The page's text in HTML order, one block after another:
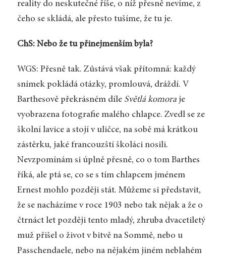
reality do neskutečné říše, o níž přesně nevíme, z
čeho se skládá, ale přesto tušíme, že tu je.
ChS: Nebo že tu přinejmenším byla?
WGS: Přesně tak. Zůstává však přítomná: každý
snímek pokládá otázky, promlouvá, dráždí. V
Barthesově překrásném díle Světlá komoraje
vyobrazena fotografie malého chlapce. Zvedl se ze
školní lavice a stojí v uličce, na sobě má krátkou
zástěrku, jaké francouzští školáci nosili.
Nevzpomínám si úplně přesně, co o tom Barthes
říká, ale ptá se, co se s tím chlapcem jménem
Ernest mohlo později stát. Můžeme si představit,
že se nacházíme v roce 1903 nebo tak nějak a že o
čtrnáct let později tento mladý, zhruba dvacetiletý
muž přišel o život v bitvě na Sommě, nebo u
Passchendaele, nebo na nějakém jiném neblahém